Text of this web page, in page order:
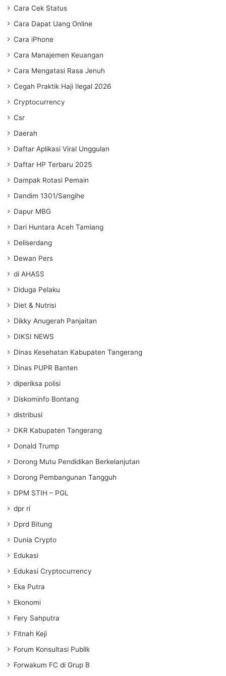
Cara Cek Status
Cara Dapat Uang Online
Cara iPhone
Cara Manajemen Keuangan
Cara Mengatasi Rasa Jenuh
Cegah Praktik Haji Ilegal 2026
Cryptocurrency
Csr
Daerah
Daftar Aplikasi Viral Unggulan
Daftar HP Terbaru 2025
Dampak Rotasi Pemain
Dandim 1301/Sangihe
Dapur MBG
Dari Huntara Aceh Tamiang
Deliserdang
Dewan Pers
di AHASS
Diduga Pelaku
Diet & Nutrisi
Dikky Anugerah Panjaitan
DIKSI NEWS
Dinas Kesehatan Kabupaten Tangerang
Dinas PUPR Banten
diperiksa polisi
Diskominfo Bontang
distribusi
DKR Kabupaten Tangerang
Donald Trump
Dorong Mutu Pendidikan Berkelanjutan
Dorong Pembangunan Tangguh
DPM STIH – PGL
dpr ri
Dprd Bitung
Dunia Crypto
Edukasi
Edukasi Cryptocurrency
Eka Putra
Ekonomi
Fery Sahputra
Fitnah Keji
Forum Konsultasi Publik
Forwakum FC di Grup B